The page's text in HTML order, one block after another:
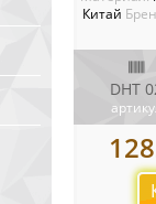
Китай
DHT